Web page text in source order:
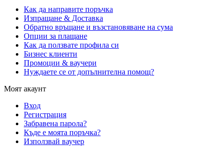
Как да направите поръчка
Изпращане & Доставка
Обратно връщане и възстановяване на сума
Опции за плащане
Как да ползвате профила си
Бизнес клиенти
Промоции & ваучери
Нуждаете се от допълнителна помощ?
Моят акаунт
Вход
Регистрация
Забравена парола?
Къде е моята поръчка?
Използвай ваучер